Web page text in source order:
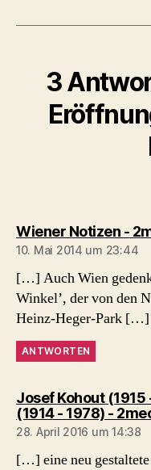
3
Wiener Notizen -
10. Mai 2014 um 23:44
[…] Auch Wien
Winkel’, der von den
Heinz-Heger-Park […]
ANTWORTEN
Josef Kohout
(1914 - 1978) -
28. April 2016 um 14:38
[…] eine neu